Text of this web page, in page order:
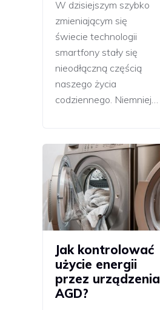
W dzisiejszym szybko
zmieniającym się
świecie technologii
smartfony stały się
nieodłączną częścią
naszego życia
codziennego. Niemniej…
Jak kontrolować
użycie energii
przez urządzenia
AGD?